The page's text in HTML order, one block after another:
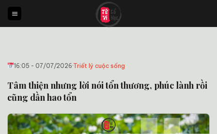
qua
nội
16:05 - 07/07/2026·Triết lý cuộc sống
Tâm thiện nhưng lời nói tổn thương, phúc lành rồi
cũng dần hao tổn